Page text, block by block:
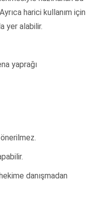
harici kullanım için
yer alabilir.
yaprağı
danışmadan